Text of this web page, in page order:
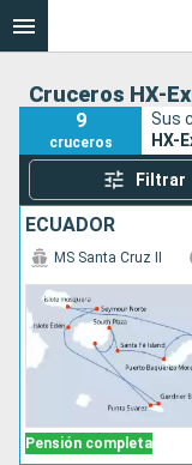
Cruceros HX-
9
cruceros
Sus
HX-
Filtrar
ECUADOR
Pensión completa
MS Santa Cruz II